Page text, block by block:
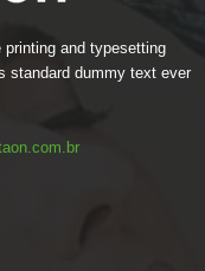
and typesetting
standard dummy text ever